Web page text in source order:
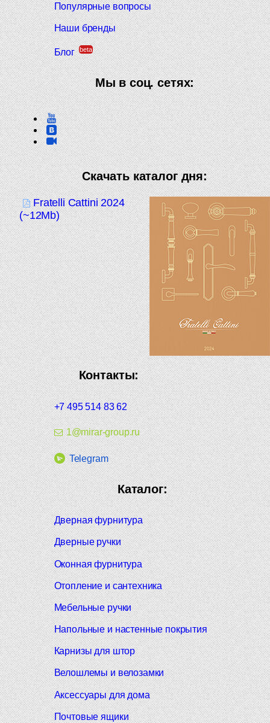
Популярные вопросы
Наши бренды
Блог beta
Мы в соц. сетях:
Скачать каталог дня:
Fratelli Cattini 2024
(~12Mb)
Контакты:
+7 495 514 83 62
1@mirar-group.ru
Telegram
Каталог:
Дверная фурнитура
Дверные ручки
Оконная фурнитура
Отопление и сантехника
Мебельные ручки
Напольные и настенные покрытия
Карнизы для штор
Велошлемы и велозамки
Аксессуары для дома
Почтовые ящики